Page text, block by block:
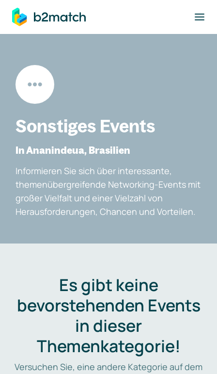
springen
Sonstiges Events
In Ananindeua, Brasilien
Informieren Sie sich über interessante,
themenübergreifende Networking-Events mit
großer Vielfalt und einer Vielzahl von
Herausforderungen, Chancen und Vorteilen.
Es gibt keine
bevorstehenden Events
in dieser
Themenkategorie!
Versuchen Sie, eine andere Kategorie auf dem